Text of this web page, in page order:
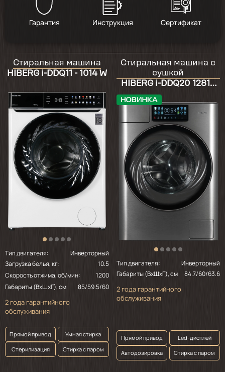
Гарантия Инструкция Сертификат
Стиральная машина
HIBERG i-DDQ11 - 1014 W
Тип двигателя:
Инверторный
Загрузка белья, кг:
10.5
Скорость отжима, об/мин:
1200
Габариты (ВхШхГ), см
85/59.5/60
2 года гарантийного
обслуживания
Прямой привод
Умная стирка
Стерилизация
Стирка с паром
Стиральная машина с
сушкой
HIBERG i-DDQ20 12814
Тип двигателя:
Инверторный
Габариты (ВхШхГ), см
84.7/60/63.6
2 года гарантийного
обслуживания
Прямой привод
Led-дисплей
Автодозировка
Стирка с паром